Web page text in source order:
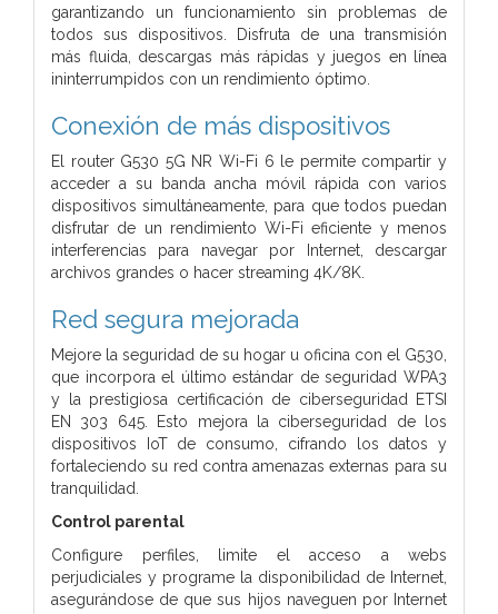
garantizando un funcionamiento sin problemas de
todos sus dispositivos. Disfruta de una transmisión
más fluida, descargas más rápidas y juegos en línea
ininterrumpidos con un rendimiento óptimo.
Conexión de más dispositivos
El router G530 5G NR Wi-Fi 6 le permite compartir y
acceder a su banda ancha móvil rápida con varios
dispositivos simultáneamente, para que todos puedan
disfrutar de un rendimiento Wi-Fi eficiente y menos
interferencias para navegar por Internet, descargar
archivos grandes o hacer streaming 4K/8K.
Red segura mejorada
Mejore la seguridad de su hogar u oficina con el G530,
que incorpora el último estándar de seguridad WPA3
y la prestigiosa certificación de ciberseguridad ETSI
EN 303 645. Esto mejora la ciberseguridad de los
dispositivos IoT de consumo, cifrando los datos y
fortaleciendo su red contra amenazas externas para su
tranquilidad.
Control parental
Configure perfiles, limite el acceso a webs
perjudiciales y programe la disponibilidad de Internet,
asegurándose de que sus hijos naveguen por Internet